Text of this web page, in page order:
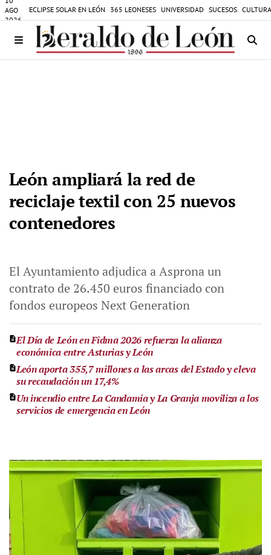
AGO
2026
ECLIPSE SOLAR EN LEÓN 365 LEONESES UNIVERSIDAD SUCESOS
León ampliará la red de
reciclaje textil con 25 nuevos
contenedores
El Ayuntamiento adjudica a Asprona un
contrato de 26.450 euros financiado con
fondos europeos Next Generation
El Día de León en Fidma 2026 refuerza la alianza
económica entre Asturias y León
León aporta 355,7 millones a las arcas del Estado y eleva
su recaudación un 17,4%
Un incendio entre La Candamia y La Granja moviliza a los
servicios de emergencia en León